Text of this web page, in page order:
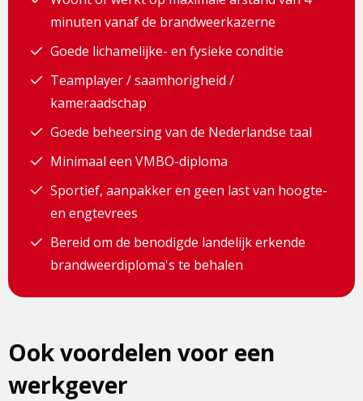
minuten vanaf de brandweerkazerne
Goede lichamelijke- en fysieke conditie
Teamplayer / saamhorigheid /
kameraadschap
Goede beheersing van de Nederlandse taal
Minimaal een VMBO-diploma
Sportief, aanpakker en geen last van hoogte-
en engtevrees
Bereid om de benodigde landelijk erkende
brandweerdiploma's te behalen
Ook voordelen voor een
werkgever